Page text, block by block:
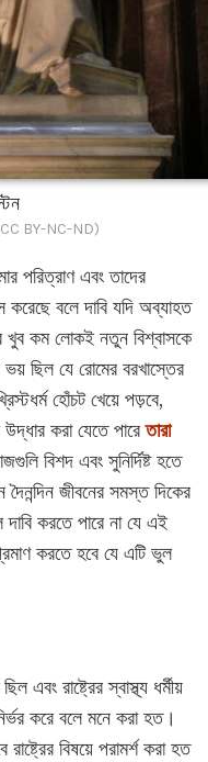
BY-NC-ND)
পরিত্রাণ এবং তাদের
করেছে বলে দাবি যদি অব্যাহত
খুব কম লোকই নতুন বিশ্বাসকে
ছিল যে রোমের বরখাস্তের
হোঁচট খেয়ে পড়বে,
করা যেতে পারেতারা
বিশদ এবং সুনির্দিষ্ট হতে
দৈনন্দিন জীবনের সমস্ত দিকের
করতে পারে না যে এই
করতে হবে যে এটি ভুল
এবং রাষ্ট্রের স্বাস্থ্য ধর্মীয়
করে বলে মনে করা হত।
বিষয়ে পরামর্শ করা হত